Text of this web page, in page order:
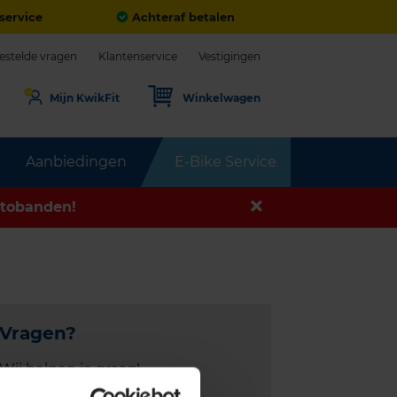
Achteraf betalen
Aanbiedingen E-Bike Service
vragen Klantenservice Vestigingen
Mijn KwikFit Winkelwagen
Vragen?
Wij helpen je graag!